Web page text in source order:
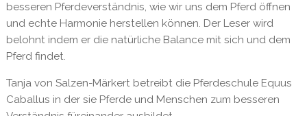
besseren Pferdeverständnis, wie wir uns dem Pferd öffnen
und echte Harmonie herstellen können. Der Leser wird
belohnt indem er die natürliche Balance mit sich und dem
Pferd findet.
Tanja von Salzen-Märkert betreibt die Pferdeschule Equus
Caballus in der sie Pferde und Menschen zum besseren